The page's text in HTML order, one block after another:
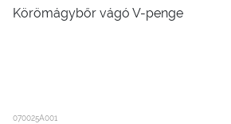
Körömágybőr vágó V-penge
070025A001